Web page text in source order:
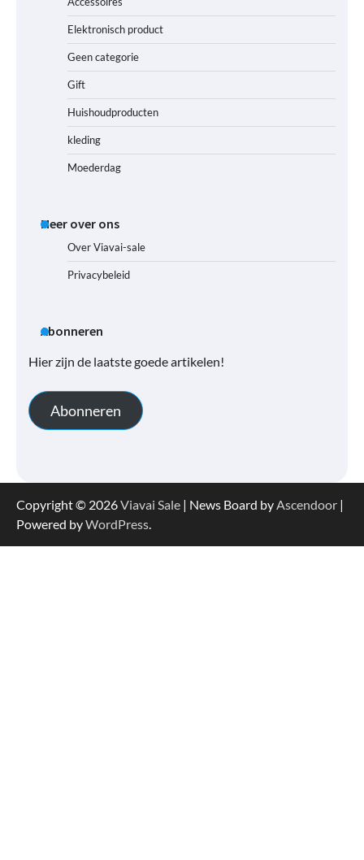
Elektronisch product
Geen categorie
Gift
Huishoudproducten
kleding
Moederdag
Meer over ons
Over Viavai-sale
Privacybeleid
Abonneren
Hier zijn de laatste goede artikelen!
Abonneren
Copyright © 2026Viavai Sale | News Board byAscendoor |
Powered byWordPress.